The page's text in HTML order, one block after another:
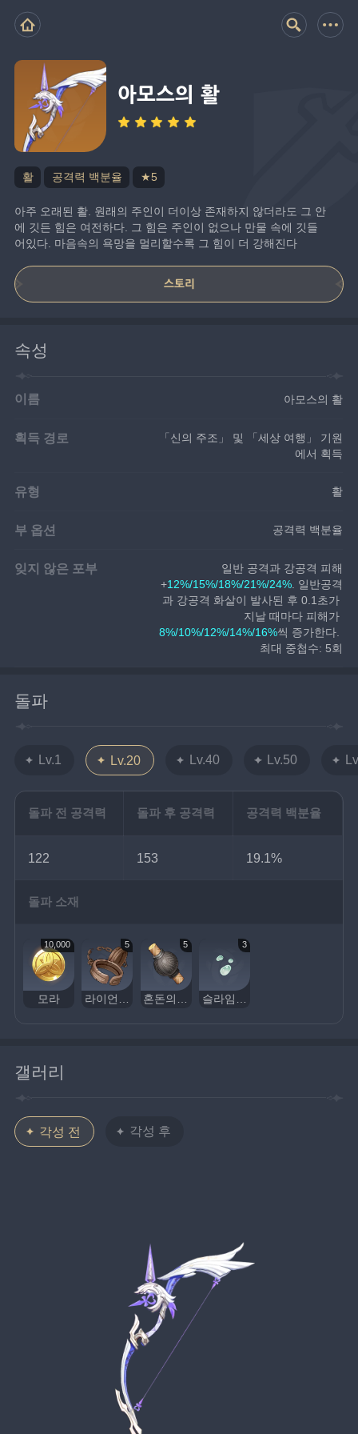
아모스의 활
활 공격력 백분율 ★5
아주 오래된 활. 원래의 주인이 더이상 존재하지 않더라도 그 안
에 깃든 힘은 여전하다. 그 힘은 주인이 없으나 만물 속에 깃들
어있다. 마음속의 욕망을 멀리할수록 그 힘이 더 강해진다
스토리
속성
이름 아모스의 활
획득 경로
「신의 주조」 및 「세상 여행」 기원
에서 획득
유형 활
부 옵션 공격력 백분율
잊지 않은 포부
일반 공격과 강공격 피해
+12%/15%/18%/21%/24% . 일반공격
과 강공격 화살이 발사된 후 0.1초가
지날 때마다 피해가
8%/10%/12%/14%/16%씩 증가한다.
최대 중첩수: 5회
돌파
Lv.1 Lv.20 Lv.40 Lv.50
돌파 전 공격력 돌파 후 공격력 공격력 백분율
122 153 19.1%
돌파 소재
10,000
모라
5
라이언 투사의 족쇄
5
혼돈의 장치
3
슬라임 응축액
갤러리
각성 전 각성 후